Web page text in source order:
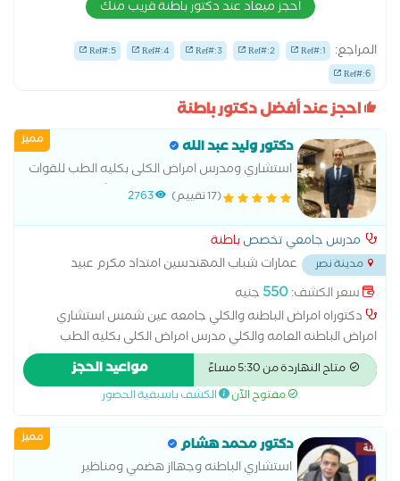
احجز ميعاد عند دكتور باطنة قريب منك
المراجع: Ref#:1
Ref#:2
Ref#:3
Ref#:4
Ref#:5
Ref#:6
احجز عند أفضل دكتور باطنة
مميز دكتور وليد عبد الله
استشاري ومدرس امراض الكلى بكليه الطب للقوات
المسلحة رئيس قسم الكلي بالمستشفيات
(17 تقييم) 2763
مدرس جامعي تخصصباطنة
مدينة نصر
عمارات شباب المهندسين امتداد مكرم عبيد
خلف سيتي ستارز فوق كشري سيد حنفي
سعر الكشف:550 جنيه
دكتوراه امراض الباطنه والكلي جامعه عين شمس استشاري
امراض الباطنه العامه والكلي مدرس امراض الكلى بكليه الطب
للقوات المسلحه خدمات العيادة متابعه مرضي السكر والضغط
والقصور الكلوي والفشل الكلوي المزمن وأمراض الكلي المناعيه
والزلال البولي مرضي النقرس المصاحب لأمراض الكلي مرضي ارتفاع
متاح النهاردة من 5:30 مساءً مواعيد الحجز
مفتوح الآن الكشف باسبقية الحضور
مميز دكتور محمد هشام
استشاري الباطنه وجهااز هضمي ومناظير